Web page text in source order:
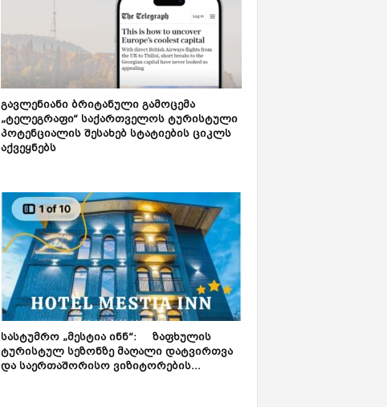
გავლენიანი ბრიტანული გამოცემა
„ტელეგრაფი“ საქართველოს ტურისტული
პოტენციალის შესახებ სტატიების ციკლს
აქვეყნებს
სასტუმრო „მესტია ინნ“: ზაფხულის
ტურისტულ სეზონზე მაღალი დატვირთვა
და საერთაშორისო ვიზიტორების...